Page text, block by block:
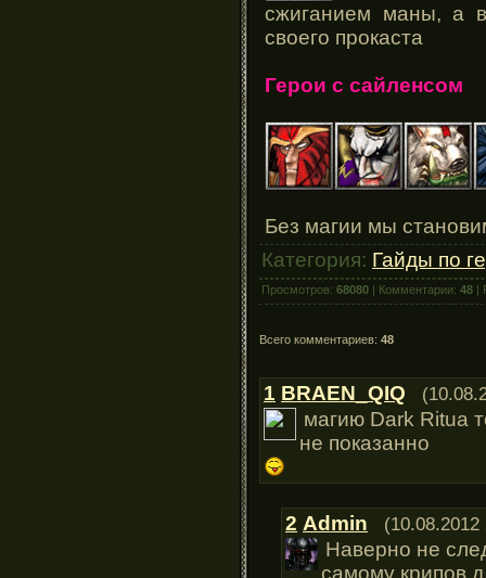
сжиганием маны, а
своего прокаста
Герои с сайленсом
Без магии мы
Категория: Гайды по
Просмотров: 68080 | Комментарии: 48 |
Всего комментариев: 48
1 BRAEN_QIQ
магию Dark Ritua
не показанно
2 Admin (10.08.2012
Наверно не
самому крипов